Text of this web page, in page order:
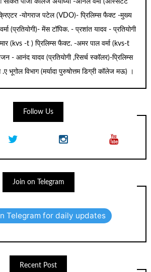
साकेत पीजी कॉलेज अयोघ्या -अनिल वर्मा (अस्सिटेंट
-योगराज पटेल (VDO)- प्रिलिम्स फैक्ट -मुख्य
(प्रतियोगी)- मेंस टॉपिक. - प्रशांत यादव - प्रतियोगी
(kvs -t ) प्रिलिम्स फैक्ट. -अमर पाल वर्मा (kvs-t
- आनंद यादव (प्रतियोगी ,रिसर्च स्कॉलर)-प्रिलिम्स
भूगोल विभाग (मर्यादा पुरुषोत्तम डिग्री कॉलेज मऊ) ।
Follow Us
Join on Telegram
Telegram for daily updates
Recent Post